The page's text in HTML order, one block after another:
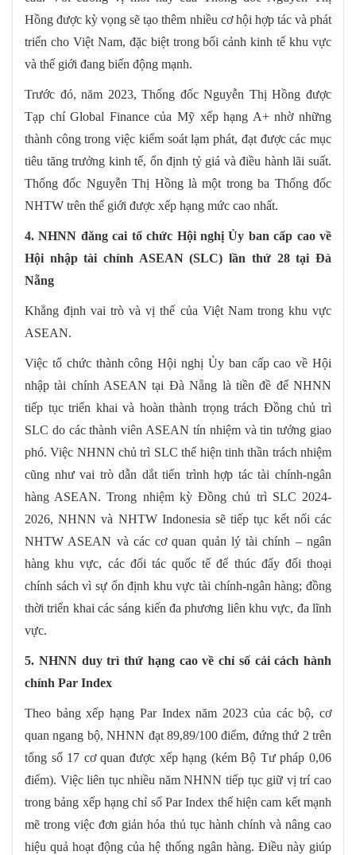
Hồng được kỳ vọng sẽ tạo thêm nhiều cơ hội hợp tác và phát
triển cho Việt Nam, đặc biệt trong bối cảnh kinh tế khu vực
và thế giới đang biến động mạnh.
Trước đó, năm 2023, Thống đốc Nguyễn Thị Hồng được
Tạp chí Global Finance của Mỹ xếp hạng A+ nhờ những
thành công trong việc kiểm soát lạm phát, đạt được các mục
tiêu tăng trưởng kinh tế, ổn định tỷ giá và điều hành lãi suất.
Thống đốc Nguyễn Thị Hồng là một trong ba Thống đốc
NHTW trên thế giới được xếp hạng mức cao nhất.
4. NHNN đăng cai tổ chức Hội nghị Ủy ban cấp cao về
Hội nhập tài chính ASEAN (SLC) lần thứ 28 tại Đà
Nẵng
Khẳng định vai trò và vị thế của Việt Nam trong khu vực
ASEAN.
Việc tổ chức thành công Hội nghị Ủy ban cấp cao về Hội
nhập tài chính ASEAN tại Đà Nẵng là tiền đề để NHNN
tiếp tục triển khai và hoàn thành trọng trách Đồng chủ trì
SLC do các thành viên ASEAN tín nhiệm và tin tưởng giao
phó. Việc NHNN chủ trì SLC thể hiện tinh thần trách nhiệm
cũng như vai trò dẫn dắt tiến trình hợp tác tài chính-ngân
hàng ASEAN. Trong nhiệm kỳ Đồng chủ trì SLC 2024-
2026, NHNN và NHTW Indonesia sẽ tiếp tục kết nối các
NHTW ASEAN và các cơ quan quản lý tài chính – ngân
hàng khu vực, các đối tác quốc tế để thúc đẩy đối thoại
chính sách vì sự ổn định khu vực tài chính-ngân hàng; đồng
thời triển khai các sáng kiến đa phương liên khu vực, đa lĩnh
vực.
5. NHNN duy trì thứ hạng cao về chỉ số cải cách hành
chính Par Index
Theo bảng xếp hạng Par Index năm 2023 của các bộ, cơ
quan ngang bộ, NHNN đạt 89,89/100 điểm, đứng thứ 2 trên
tổng số 17 cơ quan được xếp hạng (kém Bộ Tư pháp 0,06
điểm). Việc liên tục nhiều năm NHNN tiếp tục giữ vị trí cao
trong bảng xếp hạng chỉ số Par Index thể hiện cam kết mạnh
mẽ trong việc đơn giản hóa thủ tục hành chính và nâng cao
hiệu quả hoạt động của hệ thống ngân hàng. Điều này giúp